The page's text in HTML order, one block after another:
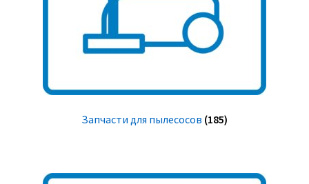
Запчасти для пылесосов (185)